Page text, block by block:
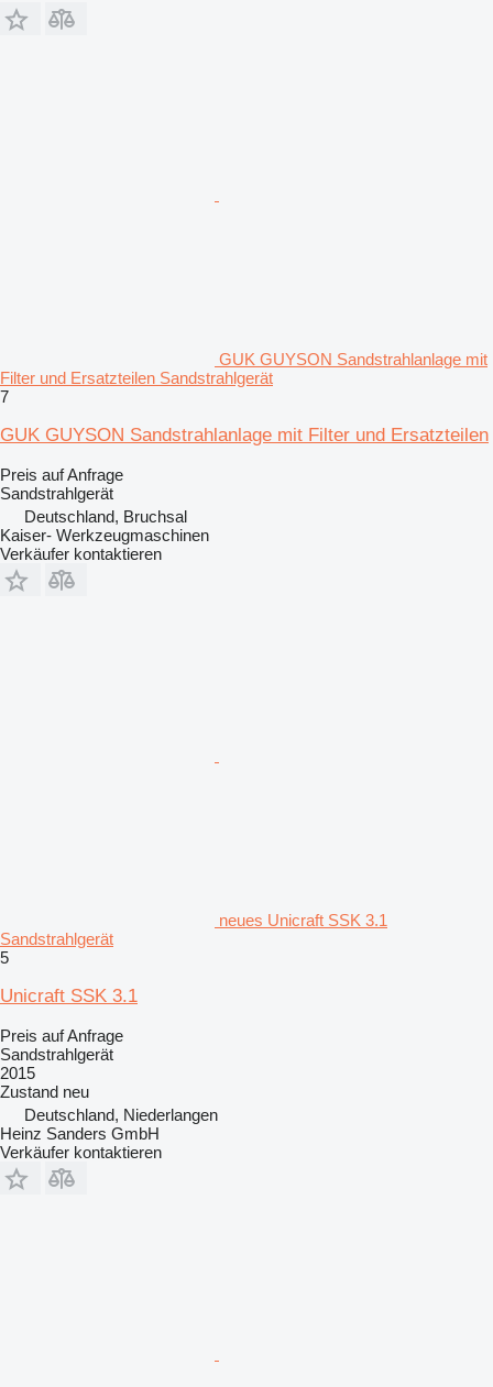
GUK GUYSON Sandstrahlanlage mit
Filter und Ersatzteilen Sandstrahlgerät
7
GUK GUYSON Sandstrahlanlage mit Filter und Ersatzteilen
Preis auf Anfrage
Sandstrahlgerät
Deutschland, Bruchsal
Kaiser- Werkzeugmaschinen
Verkäufer kontaktieren
neues Unicraft SSK 3.1
Sandstrahlgerät
5
Unicraft SSK 3.1
Preis auf Anfrage
Sandstrahlgerät
2015
Zustand neu
Deutschland, Niederlangen
Heinz Sanders GmbH
Verkäufer kontaktieren